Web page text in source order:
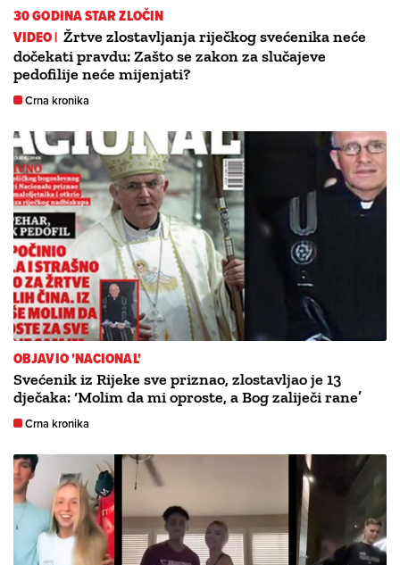
30 GODINA STAR ZLOČIN
VIDEO | Žrtve zlostavljanja riječkog svećenika neće
dočekati pravdu: Zašto se zakon za slučajeve
pedofilije neće mijenjati?
Crna kronika
OBJAVIO 'NACIONAL'
Svećenik iz Rijeke sve priznao, zlostavljao je 13
dječaka: ‘Molim da mi oproste, a Bog zaliječi rane’
Crna kronika